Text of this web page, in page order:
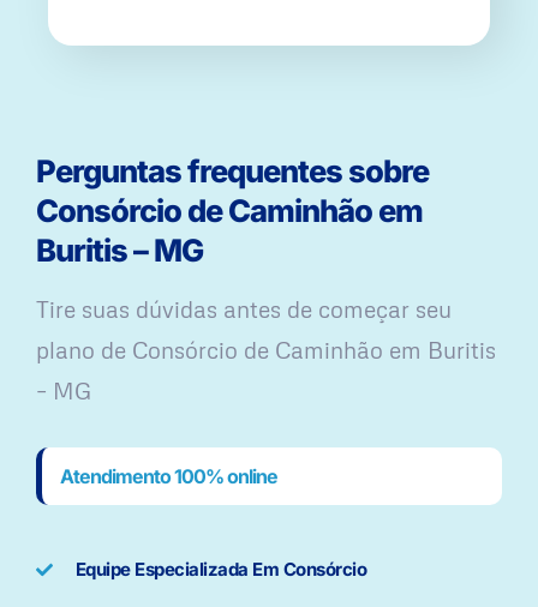
Perguntas frequentes sobre
Consórcio de Caminhão em
Buritis – MG
Tire suas dúvidas antes de começar seu
plano ​de Consórcio de Caminhão em Buritis
– MG
Atendimento 100% online
Equipe Especializada Em Consórcio